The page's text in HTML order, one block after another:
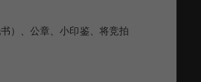
）、公章、小印鉴、将竞拍